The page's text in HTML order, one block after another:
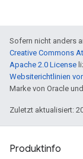
Sofern nicht anders
Creative Commons
Apache 2.0 License
Websiterichtlinien
Marke von Oracle
Zuletzt aktualisiert:
Produktinfo